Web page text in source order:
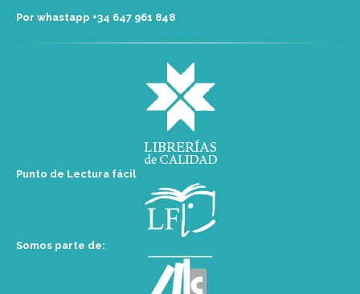
Por whastapp +34 ‭647 961 848‬
Punto de Lectura fácil
Somos parte de: